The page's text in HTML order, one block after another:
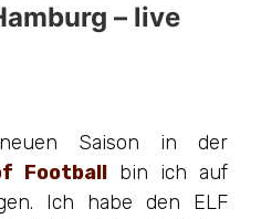
– live
Saison in der
Football bin ich auf
Ich habe den ELF